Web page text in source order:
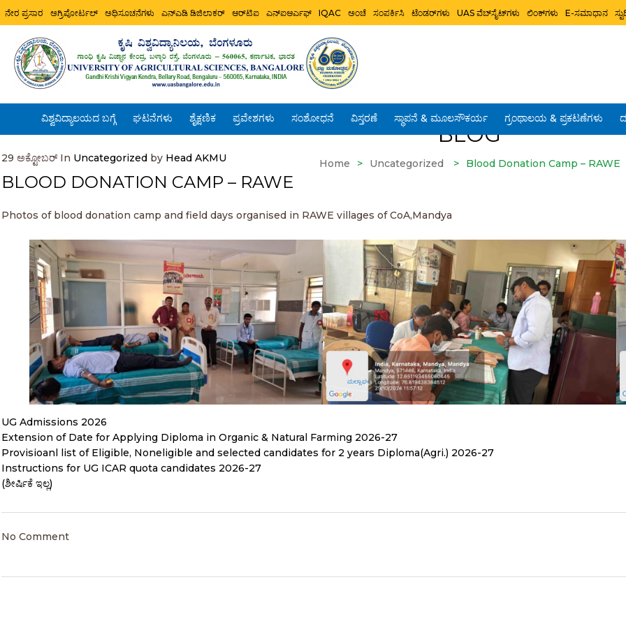
ನೇರ ಪ್ರಸಾರ ಅಗ್ರಿಪೋರ್ಟಲ್ ಅಧಿಸೂಚನೆಗಳು ಎನ್ಎಡಿ ಡಿಜಿಲಾಕರ್ ಆರ್‌ಟಿಐ ಎನ್ಐಆರ್ಎಫ್ IQAC ಅಂಚೆ ಸಂಪರ್ಕಿಸಿ ಟೆಂಡರ್‌ಗಳು UAS ವೆಬ್‌ಸೈಟ್‌ಗಳು ಲಿಂಕ್‌ಗಳು E-ಸಮಾಧಾನ
ವಿಶ್ವವಿದ್ಯಾಲಯದ ಬಗ್ಗೆ ಘಟನೆಗಳು ಶೈಕ್ಷಣಿಕ ಪ್ರವೇಶಗಳು ಸಂಶೋಧನೆ ವಿಸ್ತರಣೆ ಸ್ಥಾಪನೆ & ಮೂಲಸೌಕರ್ಯ ಗ್ರಂಥಾಲಯ & ಪ್ರಕಟಣೆಗಳು
BLOG
Home > Uncategorized > Blood Donation Camp – RAWE
29 ಅಕ್ಟೋಬರ್In Uncategorized by Head AKMU
BLOOD DONATION CAMP – RAWE
Photos of blood donation camp and field days organised in RAWE villages of CoA,Mandya
UG Admissions 2026
Extension of Date for Applying Diploma in Organic & Natural Farming 2026-27
Provisioanl list of Eligible, Noneligible and selected candidates for 2 years Diploma(Agri.) 2026-27
Instructions for UG ICAR quota candidates 2026-27
(ಶೀರ್ಷಿಕೆ ಇಲ್ಲ)
No Comment